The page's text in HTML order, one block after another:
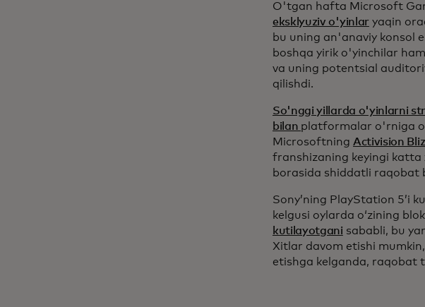
O'tgan hafta Microsoft
eksklyuziv o'yinlaryaqin
bu uning an'anaviy konsol
boshqa yirik o'yinchilar
va uning potentsial
qilishdi.
So'nggi yillarda o'yinlarni
bilan platformalar o'rniga
Microsoftning Activision
franshizaning keyingi katta
borasida shiddatli raqobat
Sony’ning PlayStation 5’i
kelgusi oylarda o‘zining
kutilayotgani sababli, bu
Xitlar davom etishi
etishga kelganda, raqobat